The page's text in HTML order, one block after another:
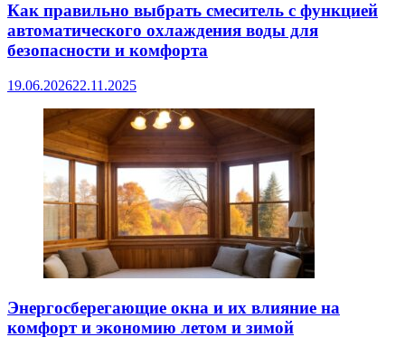
Как правильно выбрать смеситель с функцией
автоматического охлаждения воды для
безопасности и комфорта
19.06.202622.11.2025
Энергосберегающие окна и их влияние на
комфорт и экономию летом и зимой